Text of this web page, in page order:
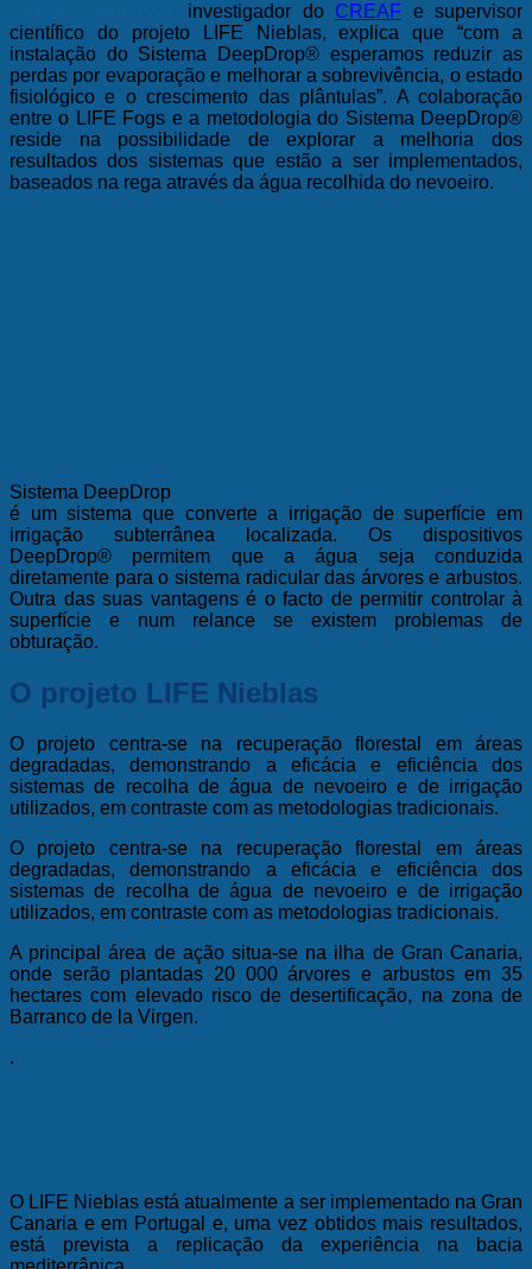
investigador do CREAF e supervisor
científico do projeto LIFE Nieblas, explica que “com a
instalação do Sistema DeepDrop® esperamos reduzir as
perdas por evaporação e melhorar a sobrevivência, o estado
fisiológico e o crescimento das plântulas”. A colaboração
entre o LIFE Fogs e a metodologia do Sistema DeepDrop®
reside na possibilidade de explorar a melhoria dos
resultados dos sistemas que estão a ser implementados,
baseados na rega através da água recolhida do nevoeiro.
Sistema DeepDrop
é um sistema que converte a irrigação de superfície em
irrigação subterrânea localizada. Os dispositivos
DeepDrop® permitem que a água seja conduzida
diretamente para o sistema radicular das árvores e arbustos.
Outra das suas vantagens é o facto de permitir controlar à
superfície e num relance se existem problemas de
obturação.
O projeto LIFE Nieblas
O projeto centra-se na recuperação florestal em áreas
degradadas, demonstrando a eficácia e eficiência dos
sistemas de recolha de água de nevoeiro e de irrigação
utilizados, em contraste com as metodologias tradicionais.
O projeto centra-se na recuperação florestal em áreas
degradadas, demonstrando a eficácia e eficiência dos
sistemas de recolha de água de nevoeiro e de irrigação
utilizados, em contraste com as metodologias tradicionais.
A principal área de ação situa-se na ilha de Gran Canaria,
onde serão plantadas 20 000 árvores e arbustos em 35
hectares com elevado risco de desertificação, na zona de
Barranco de la Virgen.
.
O LIFE Nieblas está atualmente a ser implementado na Gran
Canaria e em Portugal e, uma vez obtidos mais resultados,
está prevista a replicação da experiência na bacia